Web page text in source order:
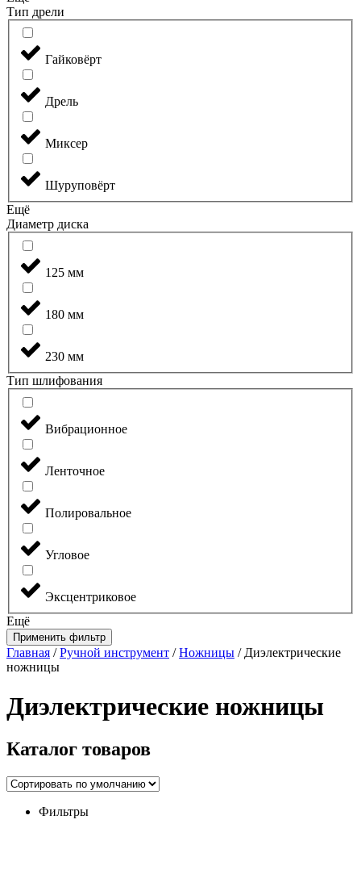
Тип дрели
Гайковёрт
Дрель
Миксер
Шуруповёрт
Ещё
Диаметр диска
125 мм
180 мм
230 мм
Тип шлифования
Вибрационное
Ленточное
Полировальное
Угловое
Эксцентриковое
Ещё
Применить фильтр
Главная /Ручной инструмент /Ножницы / Диэлектрические
ножницы
Диэлектрические ножницы
Каталог товаров
Фильтры